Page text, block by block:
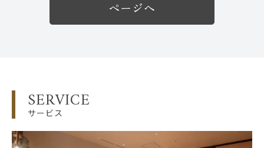
ページへ
SERVICE
サービス